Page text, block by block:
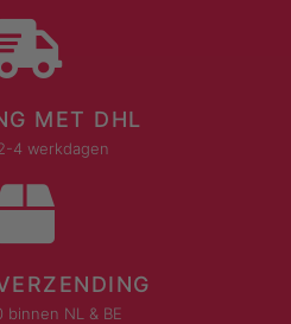
MET DHL
4 werkdagen
binnen NL & BE